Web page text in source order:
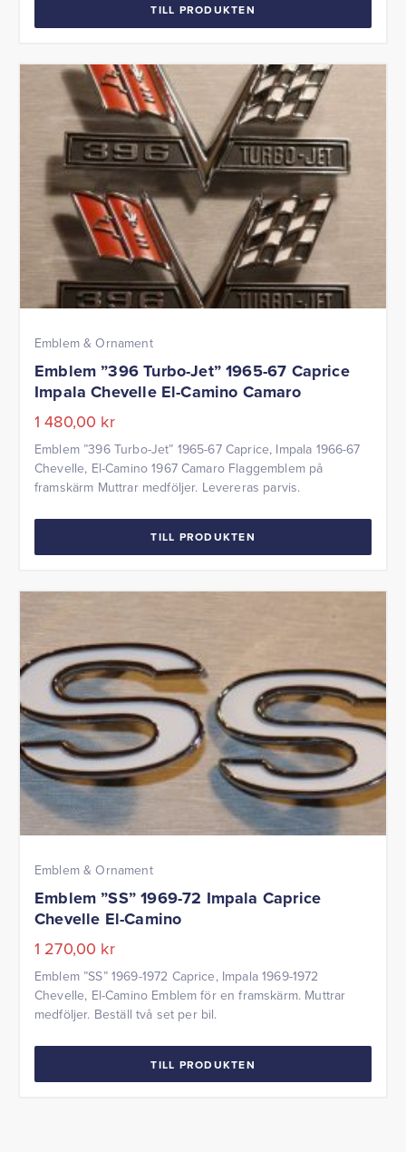
TILL PRODUKTEN
Emblem & Ornament
Emblem ”396 Turbo-Jet” 1965-67 Caprice
Impala Chevelle El-Camino Camaro
1 480,00 kr
Emblem ”396 Turbo-Jet” 1965-67 Caprice, Impala 1966-67
Chevelle, El-Camino 1967 Camaro Flaggemblem på
framskärm Muttrar medföljer. Levereras parvis.
TILL PRODUKTEN
Emblem & Ornament
Emblem ”SS” 1969-72 Impala Caprice
Chevelle El-Camino
1 270,00 kr
Emblem ”SS” 1969-1972 Caprice, Impala 1969-1972
Chevelle, El-Camino Emblem för en framskärm. Muttrar
medföljer. Beställ två set per bil.
TILL PRODUKTEN